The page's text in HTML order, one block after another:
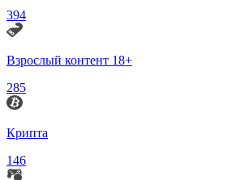
394
Взрослый контент 18+
285
Крипта
146